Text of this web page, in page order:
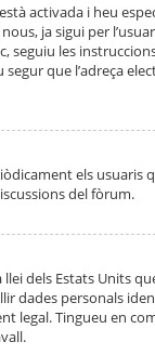
activada i heu
ja sigui per
les
que l’adreça
els usuaris
del fòrum.
dels Estats Units
dades personals
legal. Tingueu en